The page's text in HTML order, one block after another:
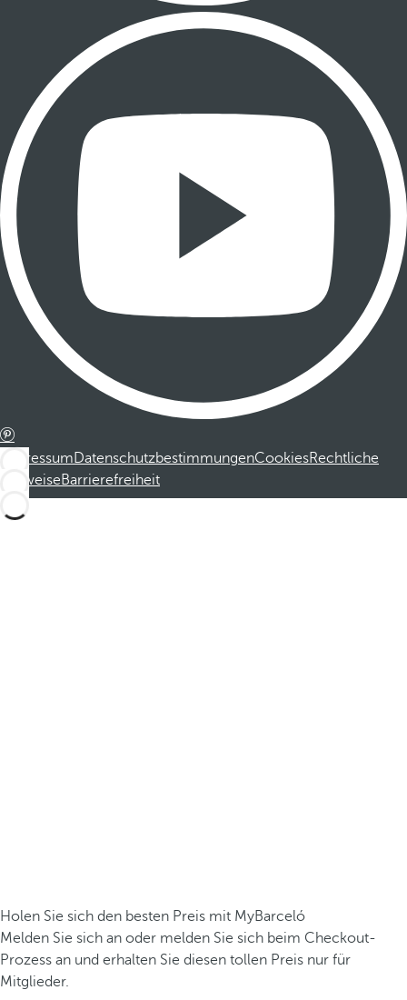
ImpressumDatenschutzbestimmungenCookiesRechtliche
HinweiseBarrierefreiheit
Holen Sie sich den besten Preis mit MyBarceló
Melden Sie sich an oder melden Sie sich beim Checkout-
Prozess an und erhalten Sie diesen tollen Preis nur für
Mitglieder.